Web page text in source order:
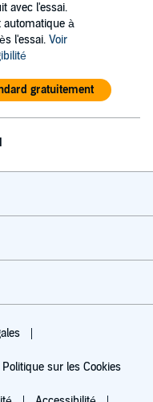
avec l'essai.
automatique à
l'essai. Voir
gratuitement
Politique sur les Cookies